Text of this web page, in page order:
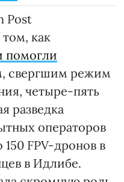
Post
как
помогли
свергшим режим
четыре-пять
разведка
операторов
FPV-дронов в
в Идлибе.